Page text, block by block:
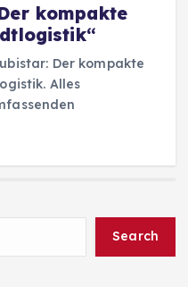
kompakte
Der kompakte
Alles
Search